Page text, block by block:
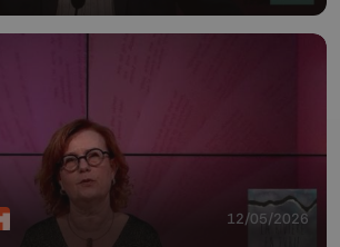
12/05/2026